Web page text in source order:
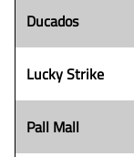
Ducados
Lucky Strike
Pall Mall